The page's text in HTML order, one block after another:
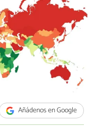
Añádenos en Google